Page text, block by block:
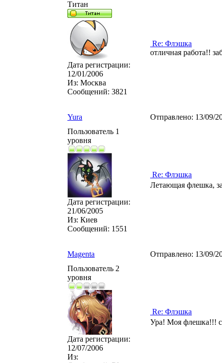
Титан
Дата регистрации:
12/01/2006
Из: Москва
Сообщений: 3821
Re: Флэшка
отличная работа!!
Yura Отправлено: 13/09/
Пользователь 1
уровня
Дата регистрации:
21/06/2005
Из: Киев
Сообщений: 1551
Re: Флэшка
Летающая флешка,
Magenta Отправлено: 13/09/
Пользователь 2
уровня
Дата регистрации:
12/07/2006
Из:
Re: Флэшка
Ура! Моя флешка!!!